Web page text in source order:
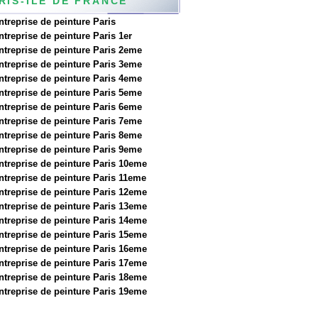
de peinture Paris
de peinture Paris 1er
de peinture Paris 2eme
de peinture Paris 3eme
de peinture Paris 4eme
de peinture Paris 5eme
de peinture Paris 6eme
de peinture Paris 7eme
de peinture Paris 8eme
de peinture Paris 9eme
de peinture Paris 10eme
de peinture Paris 11eme
de peinture Paris 12eme
de peinture Paris 13eme
de peinture Paris 14eme
de peinture Paris 15eme
de peinture Paris 16eme
de peinture Paris 17eme
de peinture Paris 18eme
de peinture Paris 19eme